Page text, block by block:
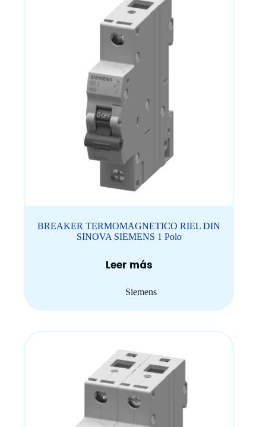
BREAKER TERMOMAGNETICO RIEL DIN
SINOVA SIEMENS 1 Polo
Leer más
Siemens